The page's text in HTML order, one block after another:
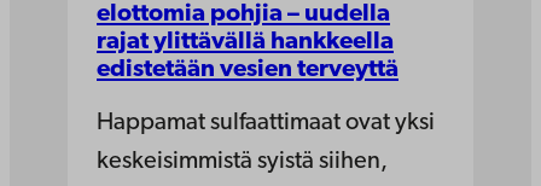
elottomia pohjia – uudella
rajat ylittävällä hankkeella
edistetään vesien terveyttä
Happamat sulfaattimaat ovat yksi
keskeisimmistä syistä siihen,